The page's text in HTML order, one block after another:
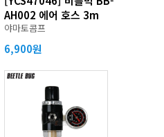
AH002 에어 호스 3m
야마토콤프
6,900원